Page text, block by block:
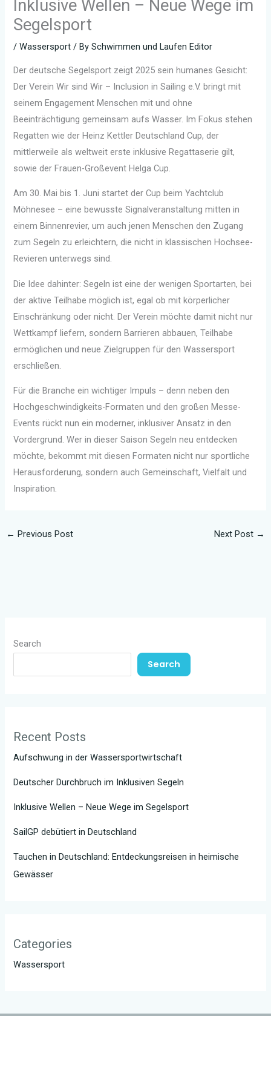
Inklusive Wellen – Neue Wege im
Segelsport
/Wassersport / BySchwimmen und Laufen Editor
Der deutsche Segelsport zeigt 2025 sein humanes Gesicht:
Der Verein Wir sind Wir – Inclusion in Sailing e.V. bringt mit
seinem Engagement Menschen mit und ohne
Beeinträchtigung gemeinsam aufs Wasser. Im Fokus stehen
Regatten wie der Heinz Kettler Deutschland Cup, der
mittlerweile als weltweit erste inklusive Regattaserie gilt,
sowie der Frauen-Großevent Helga Cup.
Am 30. Mai bis 1. Juni startet der Cup beim Yachtclub
Möhnesee – eine bewusste Signalveranstaltung mitten in
einem Binnenrevier, um auch jenen Menschen den Zugang
zum Segeln zu erleichtern, die nicht in klassischen Hochsee-
Revieren unterwegs sind.
Die Idee dahinter: Segeln ist eine der wenigen Sportarten, bei
der aktive Teilhabe möglich ist, egal ob mit körperlicher
Einschränkung oder nicht. Der Verein möchte damit nicht nur
Wettkampf liefern, sondern Barrieren abbauen, Teilhabe
ermöglichen und neue Zielgruppen für den Wassersport
erschließen.
Für die Branche ein wichtiger Impuls – denn neben den
Hochgeschwindigkeits-Formaten und den großen Messe-
Events rückt nun ein moderner, inklusiver Ansatz in den
Vordergrund. Wer in dieser Saison Segeln neu entdecken
möchte, bekommt mit diesen Formaten nicht nur sportliche
Herausforderung, sondern auch Gemeinschaft, Vielfalt und
Inspiration.
← Previous Post Next Post →
Search
Search
Recent Posts
Aufschwung in der Wassersportwirtschaft
Deutscher Durchbruch im Inklusiven Segeln
Inklusive Wellen – Neue Wege im Segelsport
SailGP debütiert in Deutschland
Tauchen in Deutschland: Entdeckungsreisen in heimische
Gewässer
Categories
Wassersport